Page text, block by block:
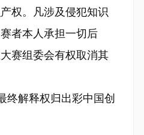
权。凡涉及侵犯知识
者本人承担一切后
赛组委会有权取消其
解释权归出彩中国创